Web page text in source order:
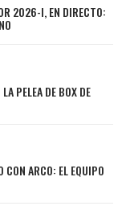
2026-I, EN DIRECTO:
PELEA DE BOX DE
ARCO: EL EQUIPO